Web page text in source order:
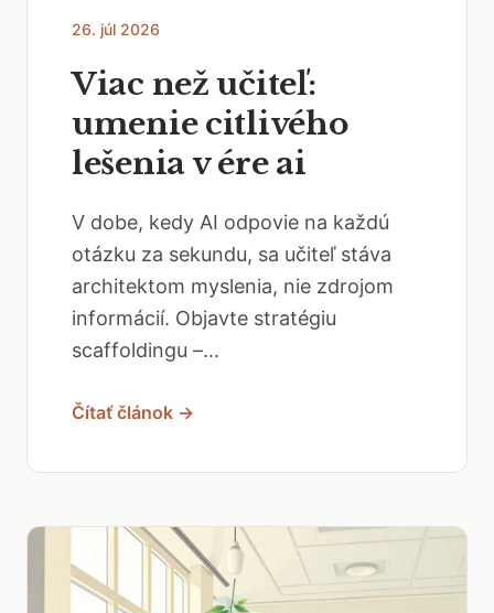
26. júl 2026
Viac než učiteľ:
umenie citlivého
lešenia v ére ai
V dobe, kedy AI odpovie na každú
otázku za sekundu, sa učiteľ stáva
architektom myslenia, nie zdrojom
informácií. Objavte stratégiu
scaffoldingu –...
Čítať článok →